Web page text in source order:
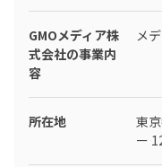
GMOメディア株
式会社の事業内
容
メ
所在地
東
ー